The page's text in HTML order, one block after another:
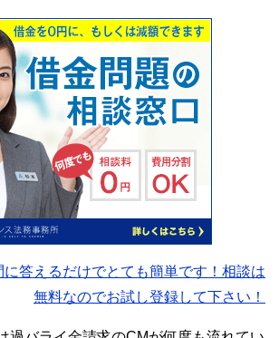
答えるだけでとても簡単です！相談は
無料なのでお試し登録して下さい！